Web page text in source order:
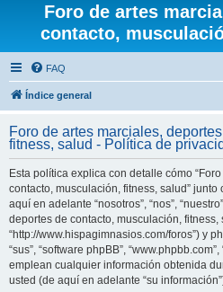
Foro de artes
contacto,
FAQ
Índice general
Foro de artes marciales,
fitness, salud - Política de
Esta política explica con detalle cómo
contacto, musculación, fitness, salud”
aquí en adelante “nosotros”, “nos”,
deportes de contacto, musculación, fitness,
“http://www.hispagimnasios.com/foros”) y
“sus”, “software phpBB”,
emplean cualquier información obtenida
usted (de aquí en adelante “su